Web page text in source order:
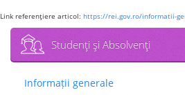
Link referenţiere articol: https://rei.gov.ro/informatii-
Studenţi şi Absolvenţi
Informații generale